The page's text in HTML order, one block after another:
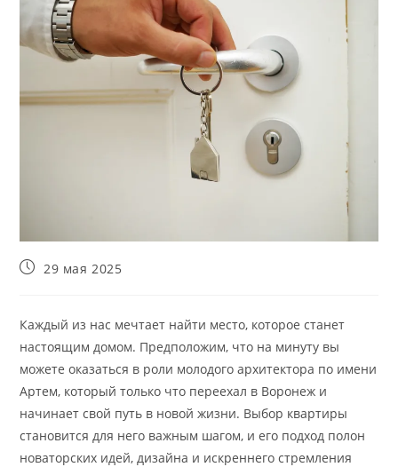
Запись29 мая 2025
Каждый из нас мечтает найти место, которое станет
настоящим домом. Предположим, что на минуту вы
можете оказаться в роли молодого архитектора по имени
Артем, который только что переехал в Воронеж и
начинает свой путь в новой жизни. Выбор квартиры
становится для него важным шагом, и его подход полон
новаторских идей, дизайна и искреннего стремления